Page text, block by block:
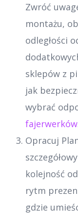
Zwróć
montażu,
odległości
sklepów z
jak
wybrać
fajerwerków
Opracuj
kolejność
rytm
gdzie